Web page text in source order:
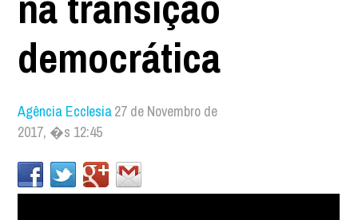
democrática
Agência Ecclesia27 de Novembro de
2017, �s 12:45